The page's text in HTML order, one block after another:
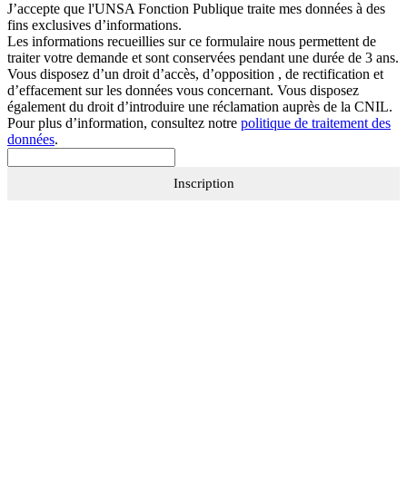
J’accepte que l'UNSA Fonction Publique traite mes données à des
fins exclusives d’informations.
Les informations recueillies sur ce formulaire nous permettent de
traiter votre demande et sont conservées pendant une durée de 3 ans.
Vous disposez d’un droit d’accès, d’opposition , de rectification et
d’effacement sur les données vous concernant. Vous disposez
également du droit d’introduire une réclamation auprès de la CNIL.
Pour plus d’information, consultez notre politique de traitement des
données.
Inscription